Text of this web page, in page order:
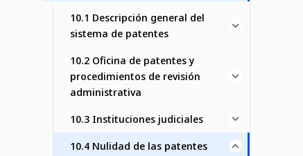
10.1 Descripción general del
sistema de patentes
10.2 Oficina de patentes y
procedimientos de revisión
administrativa
10.3 Instituciones judiciales
10.4 Nulidad de las patentes